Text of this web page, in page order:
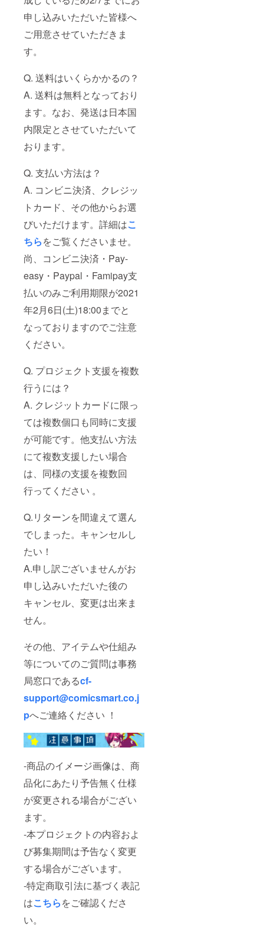
申し込みいただいた皆様へ
ご用意させていただきま
す。
Q. 送料はいくらかかるの？
A. 送料は無料となっており
ます。なお、発送は日本国
内限定とさせていただいて
おります。
Q. 支払い方法は？
A. コンビニ決済、クレジッ
トカード、その他からお選
びいただけます。詳細はこ
ちらをご覧くださいませ。
尚、コンビニ決済・Pay-
easy・Paypal・Famipay支
払いのみご利用期限が2021
年2月6日(土)18:00までと
なっておりますのでご注意
ください。
Q. プロジェクト支援を複数
行うには？
A. クレジットカードに限っ
ては複数個口も同時に支援
が可能です。他支払い方法
にて複数支援したい場合
は、同様の支援を複数回
行ってください 。
Q.リターンを間違えて選ん
でしまった。キャンセルし
たい！
A.申し訳ございませんがお
申し込みいただいた後の
キャンセル、変更は出来ま
せん。
その他、アイテムや仕組み
等についてのご質問は事務
局窓口であるcf-
support@comicsmart.co.j
pへご連絡ください ！
-商品のイメージ画像は、商
品化にあたり予告無く仕様
が変更される場合がござい
ます。
-本プロジェクトの内容およ
び募集期間は予告なく変更
する場合がございます。
-特定商取引法に基づく表記
はこちらをご確認くださ
い。